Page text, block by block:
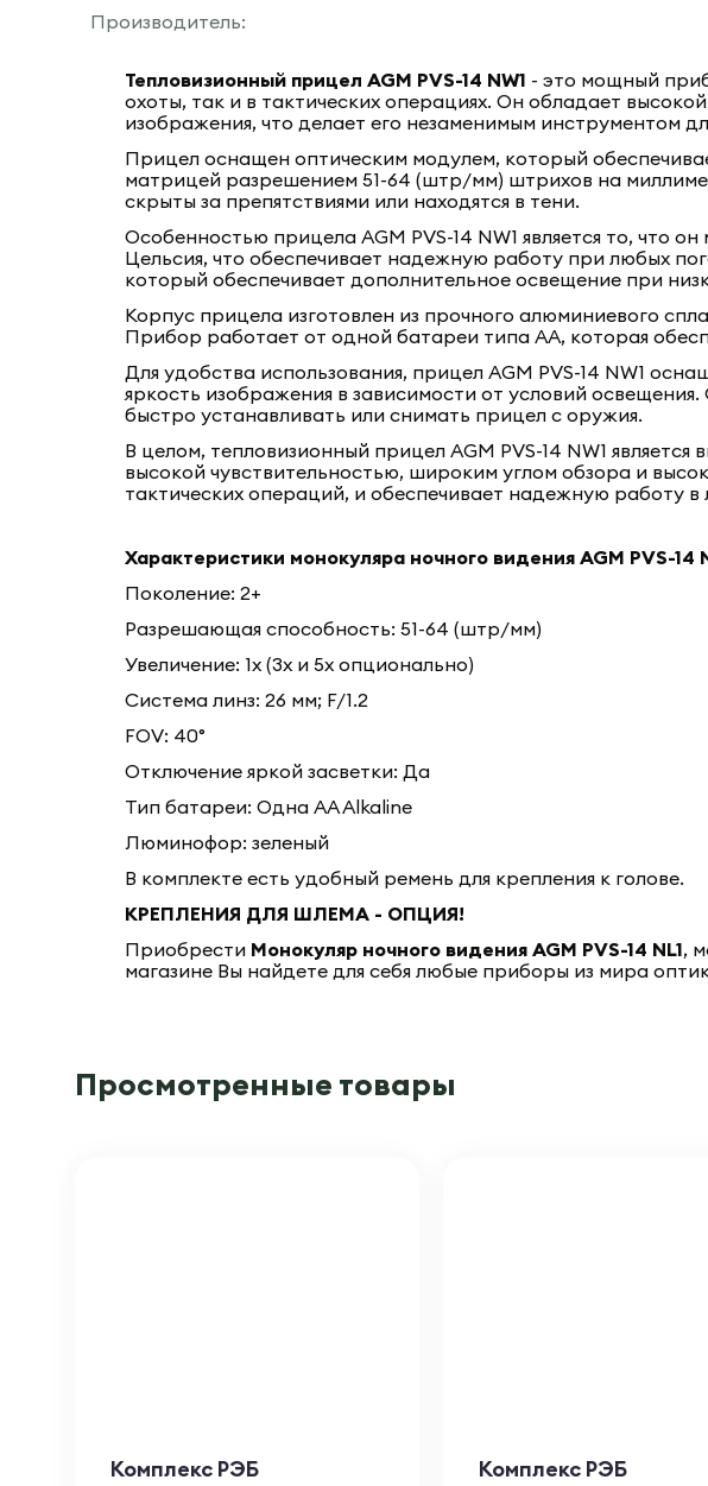
Производитель:
Тепловизионный прицел AGM PVS-14 NW1 - это мощный
охоты, так и в тактических операциях. Он обладает
изображения, что делает его незаменимым инструментом
Прицел оснащен оптическим модулем, который
матрицей разрешением 51-64 (штр/мм) штрихов на
скрыты за препятствиями или находятся в тени.
Особенностью прицела AGM PVS-14 NW1 является то,
Цельсия, что обеспечивает надежную работу при любых
который обеспечивает дополнительное освещение при
Корпус прицела изготовлен из прочного алюминиевого
Прибор работает от одной батареи типа AA, которая
Для удобства использования, прицел AGM PVS-14 NW1
яркость изображения в зависимости от условий
быстро устанавливать или снимать прицел с оружия.
В целом, тепловизионный прицел AGM PVS-14 NW1
высокой чувствительностью, широким углом обзора и
тактических операций, и обеспечивает надежную работу в
Характеристики монокуляра ночного видения AGM PVS-14
Поколение: 2+
Разрешающая способность: 51-64 (штр/мм)
Увеличение: 1x (3x и 5x опционально)
Система линз: 26 мм; F/1.2
FOV: 40°
Отключение яркой засветки: Да
Тип батареи: Одна AA Alkaline
Люминофор: зеленый
В комплекте есть удобный ремень для крепления к голове.
КРЕПЛЕНИЯ ДЛЯ ШЛЕМА - ОПЦИЯ!
Приобрести Монокуляр ночного видения AGM PVS-14 NL1,
магазине Вы найдете для себя любые приборы из мира
Просмотренные товары
Комплекс РЭБ
Комплекс РЭБ